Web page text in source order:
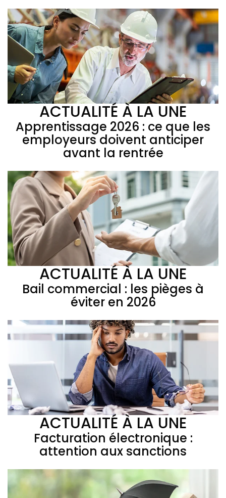
ACTUALITÉ À LA UNE
Apprentissage 2026 : ce que les
employeurs doivent anticiper
avant la rentrée
ACTUALITÉ À LA UNE
Bail commercial : les pièges à
éviter en 2026
ACTUALITÉ À LA UNE
Facturation électronique :
attention aux sanctions